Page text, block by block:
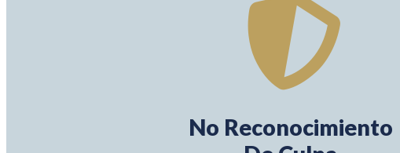
No Reconocimiento